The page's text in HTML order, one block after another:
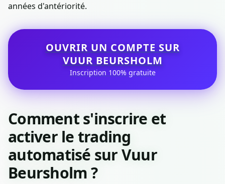
années d'antériorité.
OUVRIR UN COMPTE SUR
VUUR BEURSHOLM
Inscription 100% gratuite
Comment s'inscrire et
activer le trading
automatisé sur Vuur
Beursholm ?